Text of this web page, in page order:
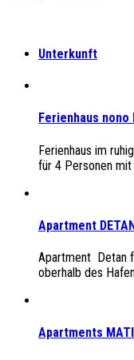
Unterkunft
Ferienhaus nono
Ferienhaus im
für 4 Personen
Apartment
Apartment Detan
oberhalb des
Apartments